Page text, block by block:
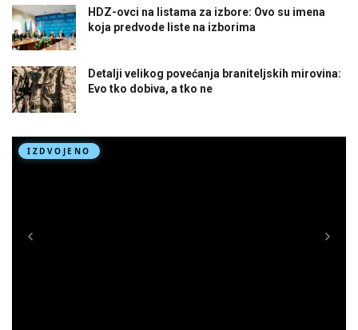
HDZ-ovci na listama za izbore: Ovo su imena
koja predvode liste na izborima
Detalji velikog povećanja braniteljskih mirovina:
Evo tko dobiva, a tko ne